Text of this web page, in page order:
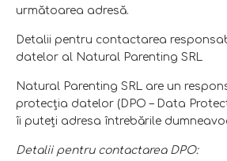
următoarea adresă.
Detalii pentru contactarea
datelor al Natural Parenting SRL
Natural Parenting SRL are un
protecţia datelor (DPO – Data
îi puteţi adresa întrebările
Detalii pentru contactarea DPO: